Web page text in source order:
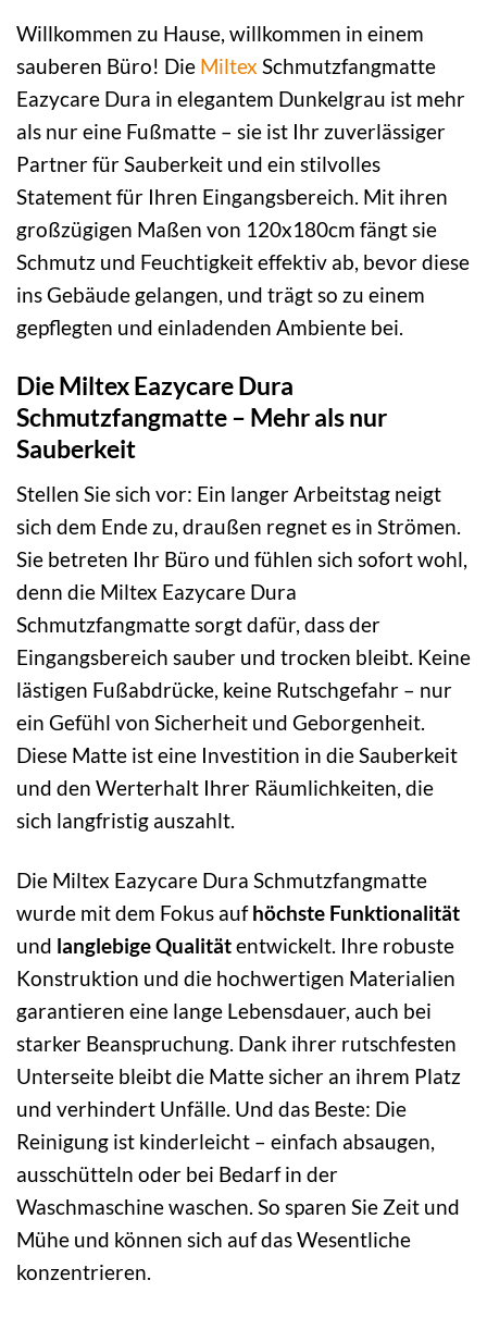
Willkommen zu Hause, willkommen in einem
sauberen Büro! Die Miltex Schmutzfangmatte
Eazycare Dura in elegantem Dunkelgrau ist mehr
als nur eine Fußmatte – sie ist Ihr zuverlässiger
Partner für Sauberkeit und ein stilvolles
Statement für Ihren Eingangsbereich. Mit ihren
großzügigen Maßen von 120x180cm fängt sie
Schmutz und Feuchtigkeit effektiv ab, bevor diese
ins Gebäude gelangen, und trägt so zu einem
gepflegten und einladenden Ambiente bei.
Die Miltex Eazycare Dura
Schmutzfangmatte – Mehr als nur
Sauberkeit
Stellen Sie sich vor: Ein langer Arbeitstag neigt
sich dem Ende zu, draußen regnet es in Strömen.
Sie betreten Ihr Büro und fühlen sich sofort wohl,
denn die Miltex Eazycare Dura
Schmutzfangmatte sorgt dafür, dass der
Eingangsbereich sauber und trocken bleibt. Keine
lästigen Fußabdrücke, keine Rutschgefahr – nur
ein Gefühl von Sicherheit und Geborgenheit.
Diese Matte ist eine Investition in die Sauberkeit
und den Werterhalt Ihrer Räumlichkeiten, die
sich langfristig auszahlt.
Die Miltex Eazycare Dura Schmutzfangmatte
wurde mit dem Fokus aufhöchste Funktionalität
und langlebige Qualitätentwickelt. Ihre robuste
Konstruktion und die hochwertigen Materialien
garantieren eine lange Lebensdauer, auch bei
starker Beanspruchung. Dank ihrer rutschfesten
Unterseite bleibt die Matte sicher an ihrem Platz
und verhindert Unfälle. Und das Beste: Die
Reinigung ist kinderleicht – einfach absaugen,
ausschütteln oder bei Bedarf in der
Waschmaschine waschen. So sparen Sie Zeit und
Mühe und können sich auf das Wesentliche
konzentrieren.